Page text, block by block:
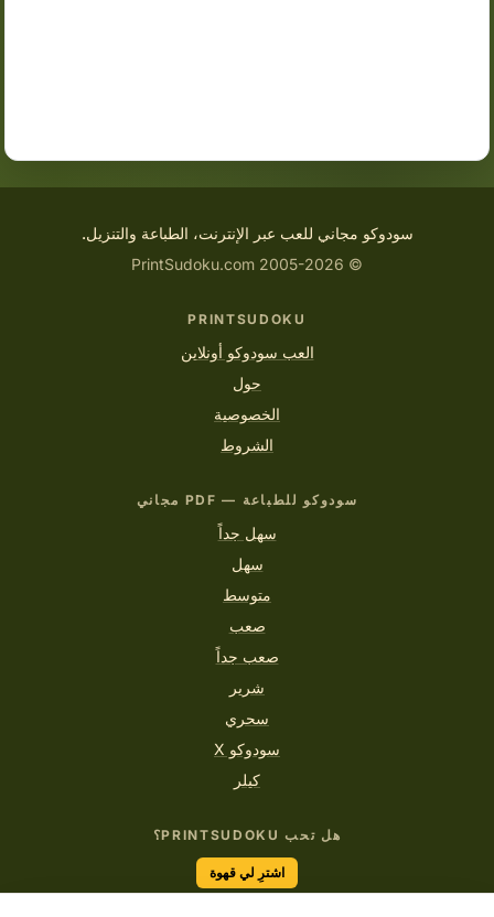
سودوكو مجاني للعب عبر الإنترنت، الطباعة والتنزيل.
© 2005-2026 PrintSudoku.com
PRINTSUDOKU
العب سودوكو أونلاين
حول
الخصوصية
الشروط
سودوكو للطباعة — PDF مجاني
سهل جداً
سهل
متوسط
صعب
صعب جداً
شرير
سحري
سودوكو X
كيلر
هل تحب PRINTSUDOKU؟
اشترِ لي قهوة